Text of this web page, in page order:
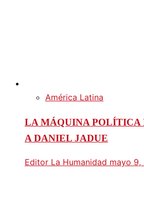
América Latina
LA MÁQUINA POLÍTICA
A DANIEL JADUE
Editor La Humanidad mayo 9,